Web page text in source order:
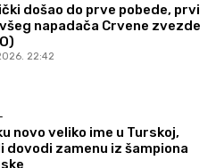
došao do prve pobede, prvi
napadača Crvene zvezde
22:42
novo veliko ime u Turskoj,
dovodi zamenu iz šampiona